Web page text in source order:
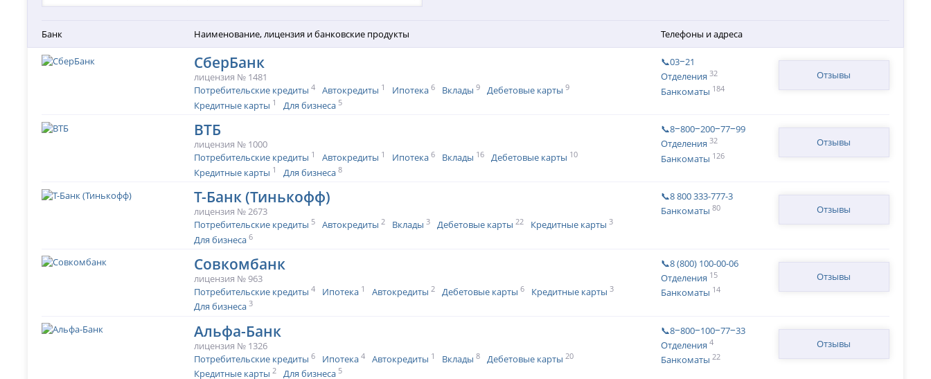
Банк Наименование, лицензия и банковские продукты Телефоны и адреса
СберБанк
лицензия № 1481
Потребительские кредиты 4 Автокредиты 1 Ипотека 6 Вклады 9 Дебетовые карты 9
Кредитные карты 1 Для бизнеса 5
📞03‒21
Отделения 32
Банкоматы 184
Отзывы
ВТБ
лицензия № 1000
Потребительские кредиты 1 Автокредиты 1 Ипотека 6 Вклады 16 Дебетовые карты 10
Кредитные карты 1 Для бизнеса 8
📞8‒800‒200‒77‒99
Отделения 32
Банкоматы 126
Отзывы
Т-Банк (Тинькофф)
лицензия № 2673
Потребительские кредиты 5 Автокредиты 2 Вклады 3 Дебетовые карты 22 Кредитные карты 3
Для бизнеса 6
📞8 800 333-777-3
Банкоматы 80 Отзывы
Совкомбанк
лицензия № 963
Потребительские кредиты 4 Ипотека 1 Автокредиты 2 Дебетовые карты 6 Кредитные карты 3
Для бизнеса 3
📞8 (800) 100-00-06
Отделения 15
Банкоматы 14
Отзывы
Альфа-Банк
лицензия № 1326
Потребительские кредиты 6 Ипотека 4 Автокредиты 1 Вклады 8 Дебетовые карты 20
Кредитные карты 2 Для бизнеса 5
📞8‒800‒100‒77‒33
Отделения 4
Банкоматы 22
Отзывы